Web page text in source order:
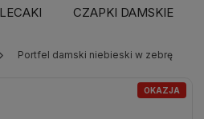
CZAPKI DAMSKIE
Portfel damski niebieski w zebrę
OKAZJA